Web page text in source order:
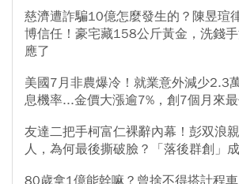
慈濟遭詐騙10億怎麼發生的？陳昱瑄
博信任！豪宅藏158公斤黃金，洗錢
應了
美國7月非農爆冷！就業意外減少2.3
息機率...金價大漲逾7%，創7個月來
友達二把手柯富仁裸辭內幕！彭双浪
人，為何最後撕破臉？「落後群創」